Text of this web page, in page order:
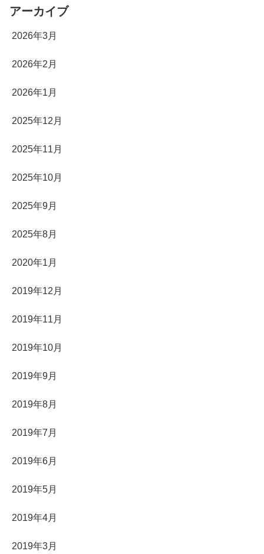
アーカイブ
2026年3月
2026年2月
2026年1月
2025年12月
2025年11月
2025年10月
2025年9月
2025年8月
2020年1月
2019年12月
2019年11月
2019年10月
2019年9月
2019年8月
2019年7月
2019年6月
2019年5月
2019年4月
2019年3月